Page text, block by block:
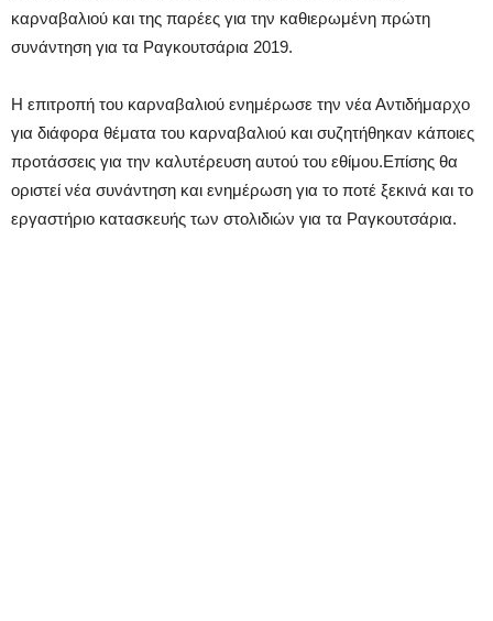
καρναβαλιού και της παρέες για την καθιερωμένη πρώτη
συνάντηση για τα Ραγκουτσάρια 2019.
Η επιτροπή του καρναβαλιού ενημέρωσε την νέα Αντιδήμαρχο
για διάφορα θέματα του καρναβαλιού και συζητήθηκαν κάποιες
προτάσσεις για την καλυτέρευση αυτού του εθίμου.Επίσης θα
οριστεί νέα συνάντηση και ενημέρωση για το ποτέ ξεκινά και το
εργαστήριο κατασκευής των στολιδιών για τα Ραγκουτσάρια.